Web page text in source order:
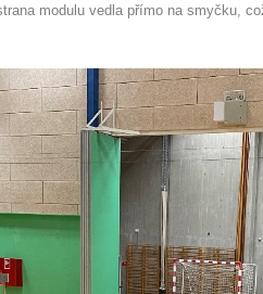
modulu vedla přímo na smyčku,